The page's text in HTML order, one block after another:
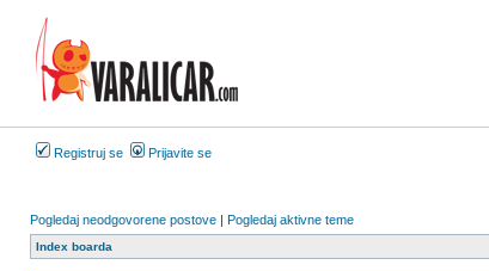
Registruj se Prijavite se
Pogledaj neodgovorene postove | Pogledaj aktivne teme
Index boarda